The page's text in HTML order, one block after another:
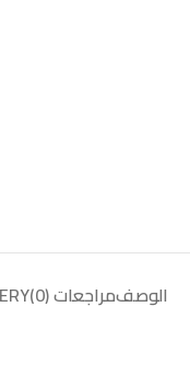
الوصفمراجعات (0)